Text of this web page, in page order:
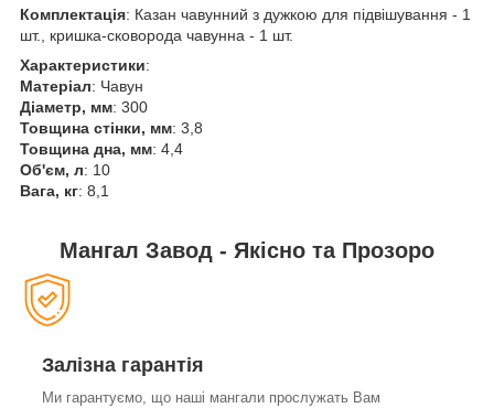
Комплектація: Казан чавунний з дужкою для підвішування - 1
шт., кришка-сковорода чавунна - 1 шт.
Характеристики:
Матеріал: Чавун
Діаметр, мм: 300
Товщина стінки, мм: 3,8
Товщина дна, мм: 4,4
Об'єм, л: 10
Вага, кг: 8,1
Мангал Завод - Якісно та Прозоро
Залізна гарантія
Ми гарантуємо, що наші мангали прослужать Вам